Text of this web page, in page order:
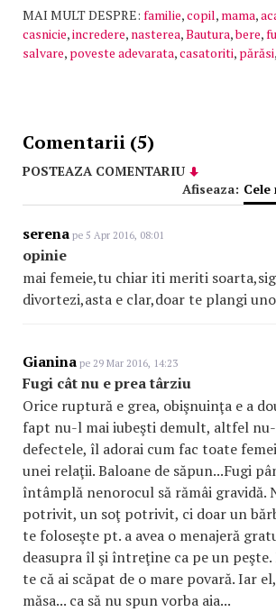
MAI MULT DESPRE: familie,copil, mama,
casnicie,incredere, nasterea,Bautura,bere,
salvare, poveste adevarata,casatoriti, părăsi,
Comentarii (5)
POSTEAZA COMENTARIU
Afiseaza: Cele
serena pe 5 Apr 2016, 08:01
opinie
mai femeie,tu chiar iti meriti
divortezi,asta e clar,doar te plangi
Gianina pe 29 Mar 2016, 14:23
Fugi cât nu e prea târziu
Orice ruptură e grea, obişnuinţa e a
fapt nu-l mai iubeşti demult, altfel nu-
defectele, îl adorai cum fac toate
unei relaţii. Baloane de săpun...Fugi
întâmplă nenorocul să rămâi gravidă.
potrivit, un soţ potrivit, ci doar un
te foloseşte pt. a avea o menajeră
deasupra îl şi întreţine ca pe un peşte.
te că ai scăpat de o mare povară. Iar
măsa... ca să nu spun vorba aia...